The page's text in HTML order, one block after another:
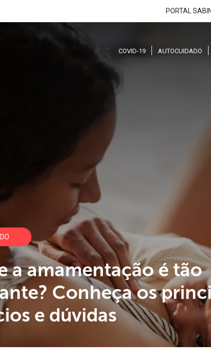
PORTAL SABIN
COVID-19 AUTOCUIDADO
a amamentação é tão
Conheça os
e dúvidas